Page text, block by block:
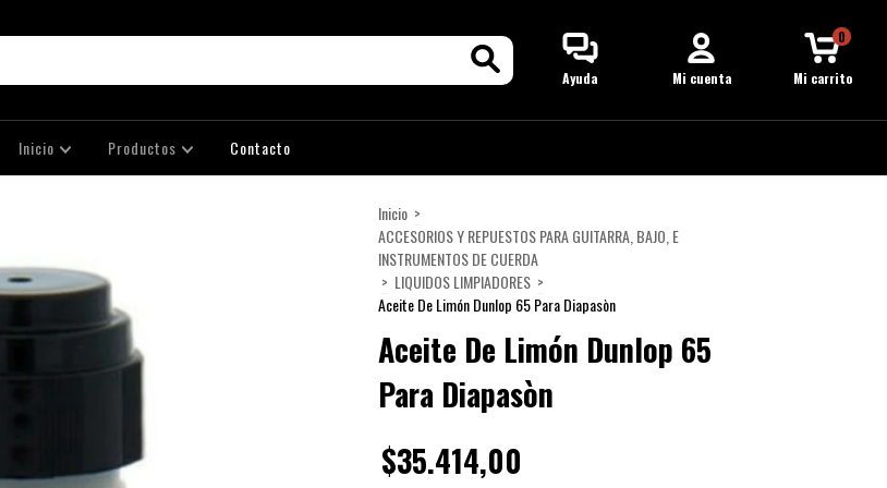
Ayuda Mi cuenta Mi carrito
0
Inicio Productos Contacto
Inicio >
ACCESORIOS Y REPUESTOS PARA GUITARRA, BAJO, E
INSTRUMENTOS DE CUERDA
> LIQUIDOS LIMPIADORES >
Aceite De Limón Dunlop 65 Para Diapasòn
Aceite De Limón Dunlop 65
Para Diapasòn
$35.414,00